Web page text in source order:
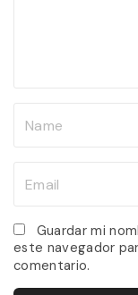
*
a
i
l
Guardar mi
este navegador
comentario.